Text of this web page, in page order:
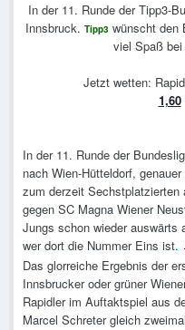
In der 11. Runde der Tipp3-
Innsbruck. Tipp3 wünscht den
viel Spaß bei
Jetzt wetten:
1,60
In der 11. Runde der
nach Wien-Hütteldorf,
zum derzeit Sechstplatzierten
gegen SC Magna Wiener
Jungs schon wieder auswärts
wer dort die Nummer Eins ist.
Das glorreiche Ergebnis der
Innsbrucker oder grüner
Rapidler im Auftaktspiel aus
Marcel Schreter gleich